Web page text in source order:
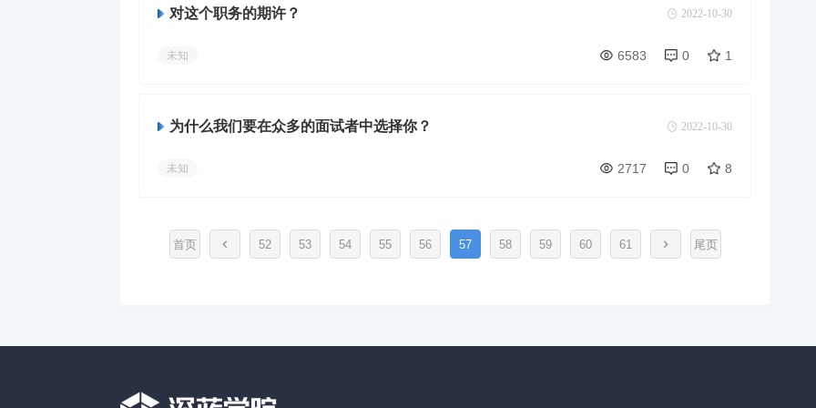
对这个职务的期许？ 2022-10-30
未知 6583 0 1
为什么我们要在众多的面试者中选择你？ 2022-10-30
未知 2717 0 8
首页 52 53 54 55 56 57 58 59 60 61 尾页